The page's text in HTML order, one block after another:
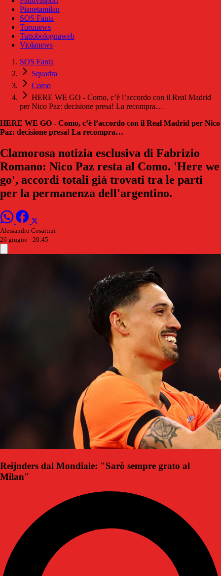
Pianetamilan
SOS Fanta
Toronews
Tuttobolognaweb
Violanews
SOS Fanta
Squadra
Como
HERE WE GO - Como, c’è l’accordo con il Real Madrid
per Nico Paz: decisione presa! La recompra…
HERE WE GO - Como, c’è l’accordo con il Real Madrid per Nico
Paz: decisione presa! La recompra…
Clamorosa notizia esclusiva di Fabrizio
Romano: Nico Paz resta al Como. 'Here we
go', accordi totali già trovati tra le parti
per la permanenza dell'argentino.
Alessandro Cosattini
26 giugno - 20:45
Reijnders dal Mondiale: "Sarò sempre grato al
Milan"